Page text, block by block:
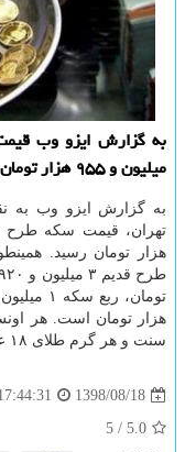
میلیون و ۹۵۵ هزار تومان رسید.
به گزارش ایزو وب به
هزار تومان رسید.
سنت و هر گرم طلای ۱۸ عیار هم ۴۰۱ هزار تومان است.
1398/08/18
5.0
/
5